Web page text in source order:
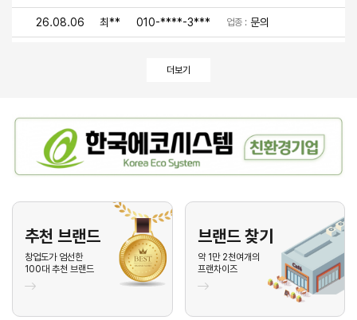
26.08.06 최** 010-****-3*** 업종 : 문의
26.08.05 박** 010-****-2*** 업종 : 문의
26.08.05 010-****-7***
26.08.05 김** 010-****-2*** 업종 : 문의
26.08.05 010-****-7*** 업종 : 문의
26.08.05 기** 010-****-7*** 업종 : 문의
010-****-1*** 문의
26.08.04 이** 010-****-1*** 업종 : 문의
더보기
추천 브랜드
창업도가 엄선한
100대 추천 브랜드
브랜드 찾기
약 1만 2천여개의
프랜차이즈